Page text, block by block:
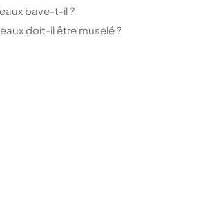
bave-t-il ?
doit-il être muselé ?